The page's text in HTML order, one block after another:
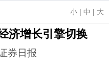
小 | 中 | 大
济增长引擎切换
券日报